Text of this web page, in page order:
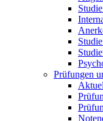
Prüfungen